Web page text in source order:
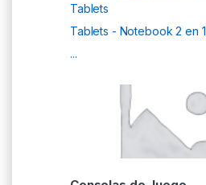
Tablets
Tablets - Notebook 2 en 1
...